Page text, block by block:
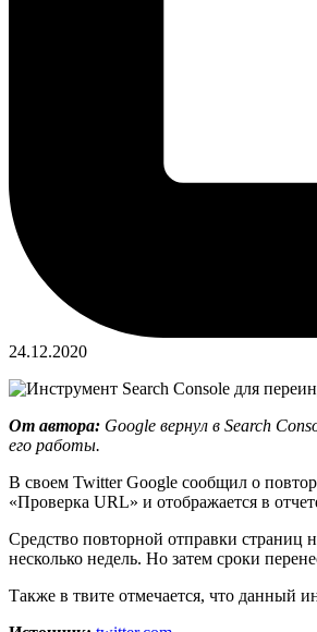
24.12.2020
От автора: Google вернул в Search
его работы.
В своем Twitter Google сообщил о
«Проверка URL» и отображается в
Средство повторной отправки страниц
несколько недель. Но затем сроки
Также в твите отмечается, что данный